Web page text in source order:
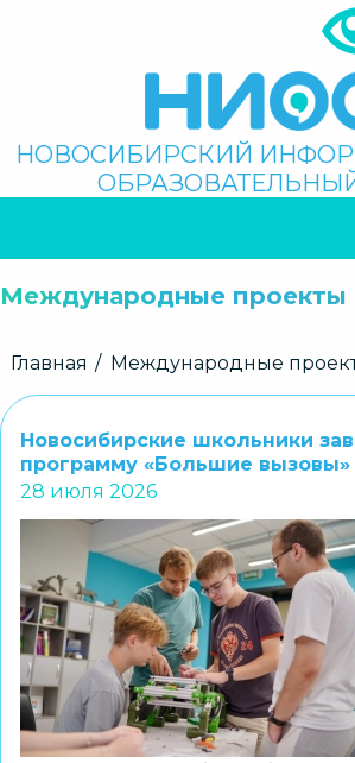
Поиск
НОВОСИБИРСКИЙ
НАВИГАЦИЯ
Международные проекты
Строка
Главная Международные
Новосибирские школьники
программу «Большие вызовы»
28 июля 2026